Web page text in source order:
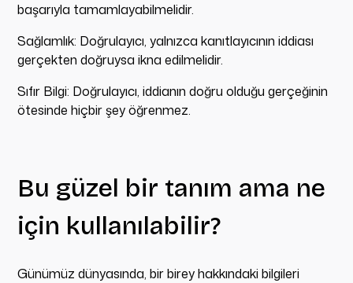
başarıyla tamamlayabilmelidir.
Sağlamlık: Doğrulayıcı, yalnızca kanıtlayıcının iddiası
gerçekten doğruysa ikna edilmelidir.
Sıfır Bilgi: Doğrulayıcı, iddianın doğru olduğu gerçeğinin
ötesinde hiçbir şey öğrenmez.
Bu güzel bir tanım ama ne
için kullanılabilir?
Günümüz dünyasında, bir birey hakkındaki bilgileri